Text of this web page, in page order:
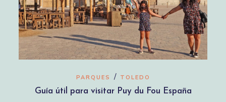
PARQUES / TOLEDO
Guía útil para visitar Puy du Fou España